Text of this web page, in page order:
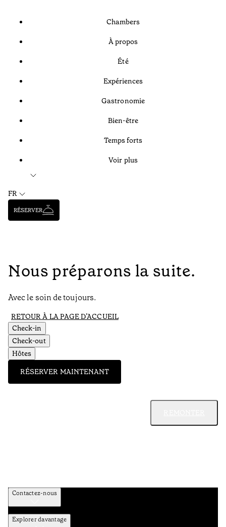
Chambers
À propos
Été
Expériences
Gastronomie
Bien-être
Temps forts
Voir plus
FR
RÉSERVER
Nous préparons la suite.
Avec le soin de toujours.
RETOUR À LA PAGE D’ACCUEIL
Check-in
Check-out
Hôtes
RÉSERVER MAINTENANT
Contactez-nous
Explorer davantage